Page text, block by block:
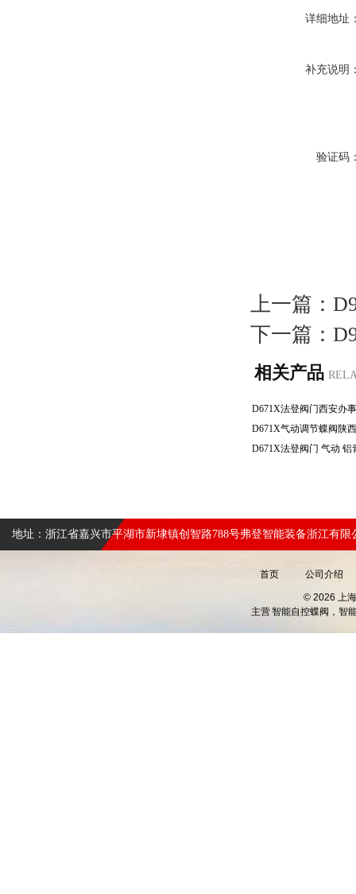
详细地址
补充说明
验证码
上一篇：
下一篇：
相关产品
地址：浙江省嘉兴市平湖市新埭镇创智路788号弗登智能装备浙江有限
首页 公司介绍
© 2026 上
主营智能自控蝶阀，智